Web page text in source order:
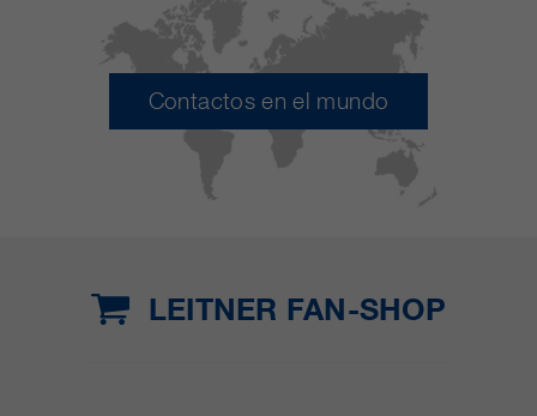
Contactos en el mundo
LEITNER FAN-SHOP